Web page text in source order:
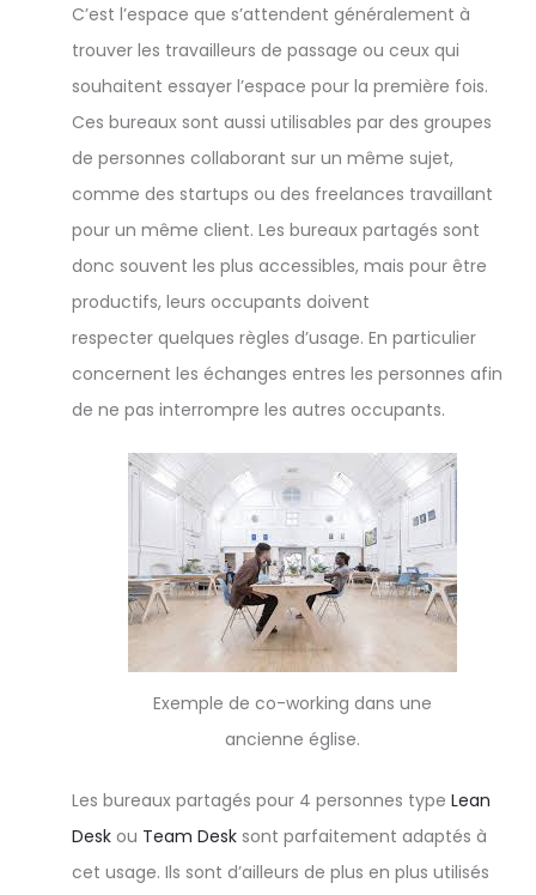
C’est l’espace que s’attendent généralement à
trouver les travailleurs de passage ou ceux qui
souhaitent essayer l’espace pour la première fois.
Ces bureaux sont aussi utilisables par des groupes
de personnes collaborant sur un même sujet,
comme des startups ou des freelances travaillant
pour un même client. Les bureaux partagés sont
donc souvent les plus accessibles, mais pour être
productifs, leurs occupants doivent
respecter quelques règles d’usage. En particulier
concernent les échanges entres les personnes afin
de ne pas interrompre les autres occupants.
Exemple de co-working dans une
ancienne église.
Les bureaux partagés pour 4 personnes type Lean
Desk ou Team Desk sont parfaitement adaptés à
cet usage. Ils sont d’ailleurs de plus en plus utilisés